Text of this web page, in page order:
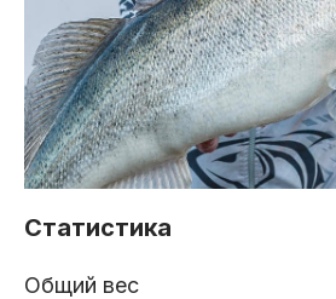
Фото и видео
iOS приложение
Логотипы турнира
Контакты
Статистика
Общий вес